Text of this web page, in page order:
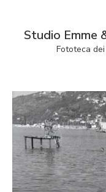
Studio Emme
Fototeca